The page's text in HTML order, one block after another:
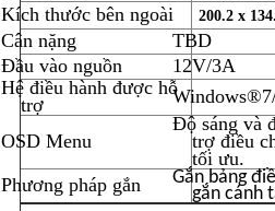
Kích thước bên ngoài
200.2 x
Cân nặng
TBD
Đầu vào nguồn
12V/3A
Hệ điều hành được hỗ
trợ
OSD Menu
Độ sáng và
trợ điều
tối ưu.
Phương pháp gắn
Gắn bảng
gắn cánh